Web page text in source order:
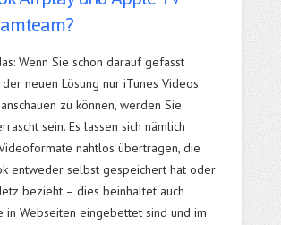
Wenn Sie schon darauf gefasst
neuen Lösung nur iTunes Videos
zu können, werden Sie
sein. Es lassen sich nämlich
nahtlos übertragen, die
entweder selbst gespeichert hat oder
bezieht – dies beinhaltet auch
in Webseiten eingebettet sind und im